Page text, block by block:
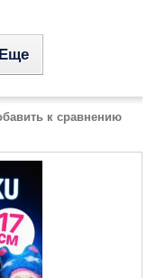
Еще
к сравнению